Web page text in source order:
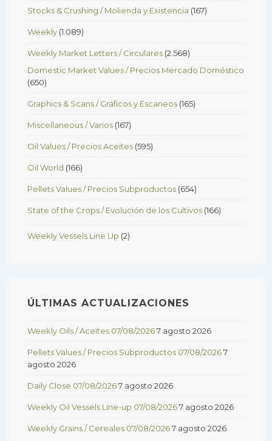
Stocks & Crushing / Molienda y Existencia (167)
Weekly (1.089)
Weekly Market Letters / Circulares (2.568)
Domestic Market Values / Precios Mercado Doméstico
(650)
Graphics & Scans / Gráficos y Escaneos (165)
Miscellaneous / Varios (167)
Oil Values / Precios Aceites (595)
Oil World (166)
Pellets Values / Precios Subproductos (654)
State of the Crops / Evolución de los Cultivos (166)
Weekly Vessels Line Up (2)
ÚLTIMAS ACTUALIZACIONES
Weekly Oils / Aceites 07/08/20267 agosto 2026
Pellets Values / Precios Subproductos 07/08/20267
agosto 2026
Daily Close 07/08/20267 agosto 2026
Weekly Oil Vessels Line-up 07/08/20267 agosto 2026
Weekly Grains / Cereales 07/08/20267 agosto 2026